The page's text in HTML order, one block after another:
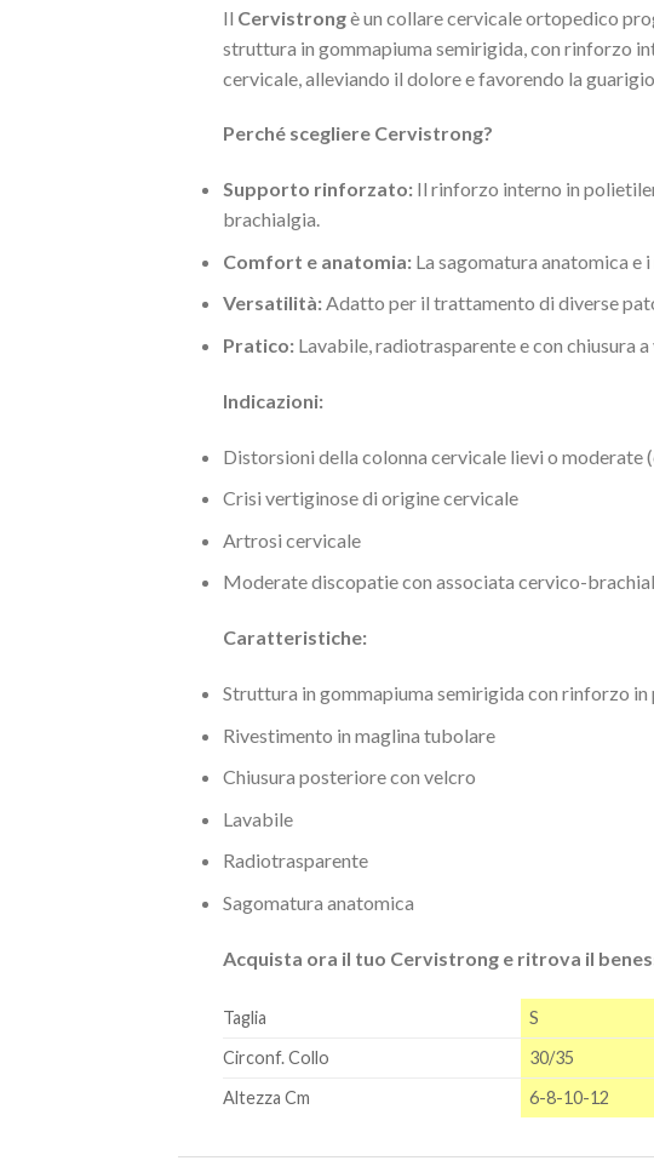
Il Cervistrongè un collare cervicale ortopedico
struttura in gommapiuma semirigida, con rinforzo
cervicale, alleviando il dolore e favorendo la
Perché scegliere Cervistrong?
Supporto rinforzato:Il rinforzo interno in
brachialgia.
Comfort e anatomia:La sagomatura anatomica e
Versatilità:Adatto per il trattamento di diverse
Pratico:Lavabile, radiotrasparente e con chiusura
Indicazioni:
Distorsioni della colonna cervicale lievi o moderate
Crisi vertiginose di origine cervicale
Artrosi cervicale
Moderate discopatie con associata cervico-
Caratteristiche:
Struttura in gommapiuma semirigida con rinforzo
Rivestimento in maglina tubolare
Chiusura posteriore con velcro
Lavabile
Radiotrasparente
Sagomatura anatomica
Acquista ora il tuo Cervistrong e ritrova il
Taglia S
Circonf. Collo
30/35
Altezza Cm
6-8-10-12